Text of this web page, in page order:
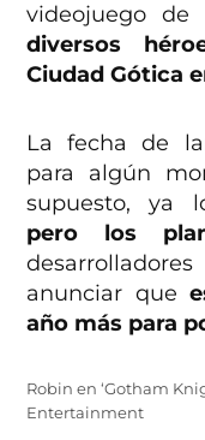
videojuego
diversos
Ciudad Gótica
La fecha de
para algún
supuesto, ya
pero los
anunciar que
año más para
Robin en ‘Gotham
Entertainment